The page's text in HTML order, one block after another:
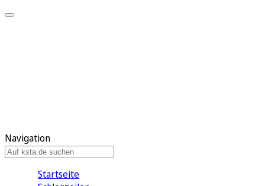
Navigation
Startseite